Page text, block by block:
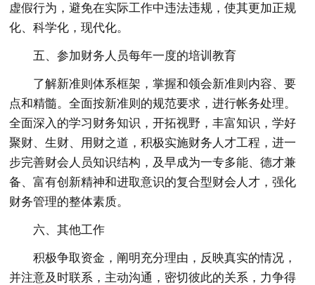
虚假行为，避免在实际工作中违法违规，使其更加正规
化、科学化，现代化。
五、参加财务人员每年一度的培训教育
了解新准则体系框架，掌握和领会新准则内容、要
点和精髓。全面按新准则的规范要求，进行帐务处理。
全面深入的学习财务知识，开拓视野，丰富知识，学好
聚财、生财、用财之道，积极实施财务人才工程，进一
步完善财会人员知识结构，及早成为一专多能、德才兼
备、富有创新精神和进取意识的复合型财会人才，强化
财务管理的整体素质。
六、其他工作
积极争取资金，阐明充分理由，反映真实的情况，
并注意及时联系，主动沟通，密切彼此的关系，力争得